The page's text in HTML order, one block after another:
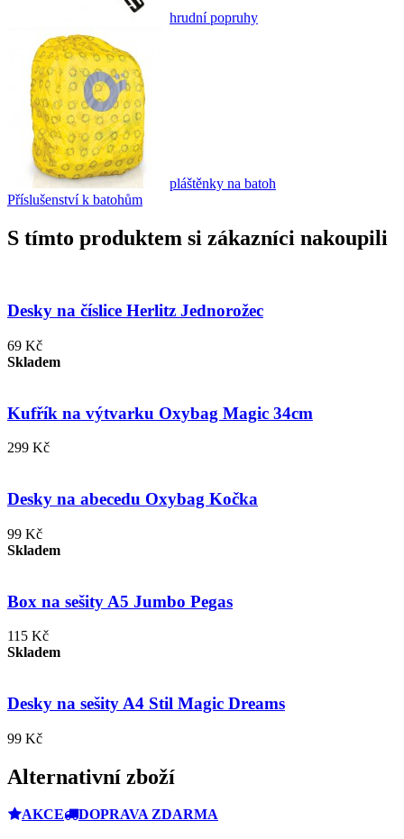
hrudní popruhy
pláštěnky na batoh
Příslušenství k batohům
S tímto produktem si zákazníci nakoupili
Desky na číslice Herlitz Jednorožec
69 Kč
Skladem
Kufřík na výtvarku Oxybag Magic 34cm
299 Kč
Desky na abecedu Oxybag Kočka
99 Kč
Skladem
Box na sešity A5 Jumbo Pegas
115 Kč
Skladem
Desky na sešity A4 Stil Magic Dreams
99 Kč
Alternativní zboží
AKCE DOPRAVA ZDARMA